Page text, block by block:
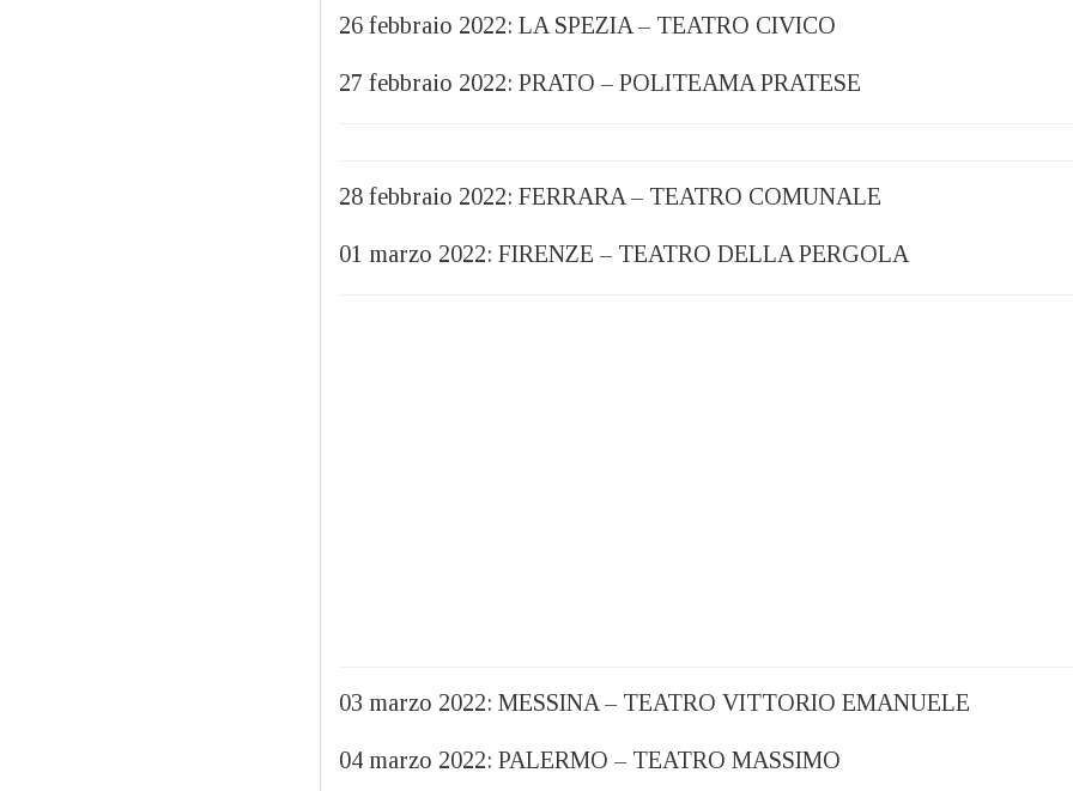
26 febbraio 2022: LA SPEZIA – TEATRO CIVICO
27 febbraio 2022: PRATO – POLITEAMA PRATESE
28 febbraio 2022: FERRARA – TEATRO COMUNALE
01 marzo 2022: FIRENZE – TEATRO DELLA PERGOLA
03 marzo 2022: MESSINA – TEATRO VITTORIO EMANUELE
04 marzo 2022: PALERMO – TEATRO MASSIMO